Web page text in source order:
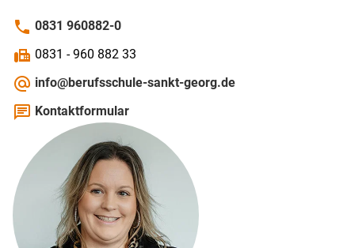
phone 0831 960882-0
fax 0831 - 960 882 33
alternate_email info@berufsschule-sankt-georg.de
chat Kontaktformular